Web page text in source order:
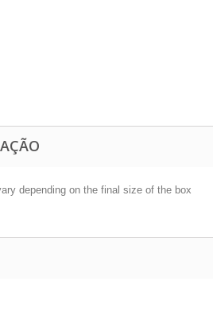
depending on the final size of the box